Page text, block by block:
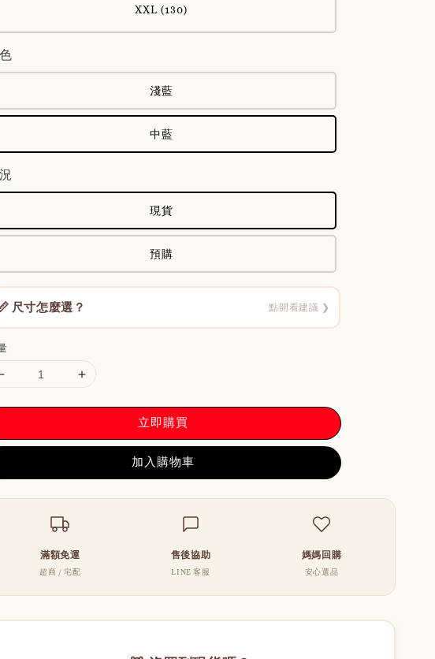
XXL (130)
淺藍
中藍
現貨
預購
尺寸怎麼選？ 點開看建議 ❯
立即購買
加入購物車
滿額免運
超商 / 宅配
售後協助
LINE 客服
媽媽回購
安心選品